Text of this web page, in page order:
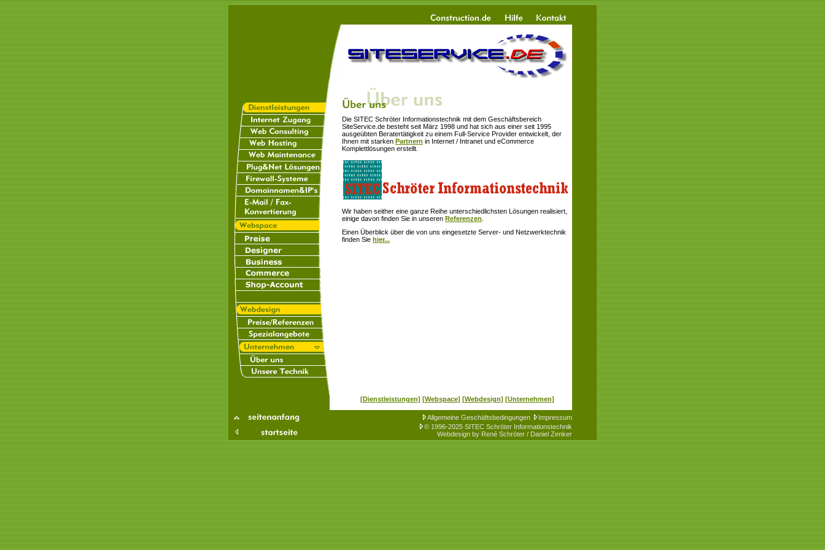
Die SITEC Schröter Informationstechnik mit dem Geschäftsbereich
SiteService.de besteht seit März 1998 und hat sich aus einer seit 1995
ausgeübten Beratertätigkeit zu einem Full-Service Provider entwickelt, der
Ihnen mit starken Partnern in Internet / Intranet und eCommerce
Komplettlösungen erstellt.
Wir haben seither eine ganze Reihe unterschiedlichsten Lösungen realisiert,
einige davon finden Sie in unseren Referenzen
Einen Überblick über die von uns eingesetzte Server- und Netzwerktechnik
finden Sie hier...
[Dienstleistungen] [Webspace] [Webdesign] [Unternehmen]
Allgemeine Geschäftsbedingungen
Impressum
© 1996-2025 SITEC Schröter Informationstechnik
Webdesign by René Schröter / Daniel Zenker